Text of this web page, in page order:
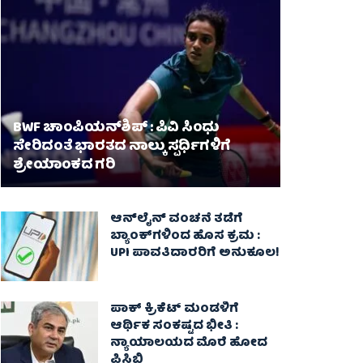
BWF ಚಾಂಪಿಯನ್‌ಶಿಪ್ : ಪಿವಿ ಸಿಂಧು
ಸೇರಿದಂತೆ ಭಾರತದ ನಾಲ್ಕು ಸ್ಪರ್ಧಿಗಳಿಗೆ
ಶ್ರೇಯಾಂಕದ ಗರಿ
ಆನ್‌ಲೈನ್ ವಂಚನೆ ತಡೆಗೆ
ಬ್ಯಾಂಕ್‌ಗಳಿಂದ ಹೊಸ ಕ್ರಮ :
UPI ಪಾವತಿದಾರರಿಗೆ ಅನುಕೂಲ!
ಪಾಕ್‌ ಕ್ರಿಕೆಟ್ ಮಂಡಳಿಗೆ
ಆರ್ಥಿಕ ಸಂಕಷ್ಟದ ಭೀತಿ :
ನ್ಯಾಯಾಲಯದ ಮೊರೆ ಹೋದ